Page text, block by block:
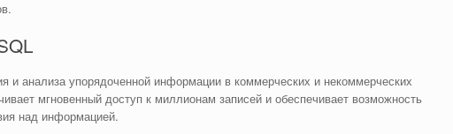
и анализа упорядоченной информации в коммерческих и некоммерческих
мгновенный доступ к миллионам записей и обеспечивает возможность
над информацией.